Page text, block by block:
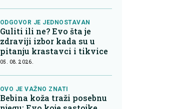
ODGOVOR JE JEDNOSTAVAN
Guliti ili ne? Evo šta je
zdraviji izbor kada su u
pitanju krastavci i tikvice
05. 08. 2026.
OVO JE VAŽNO ZNATI
Bebina koža traži posebnu